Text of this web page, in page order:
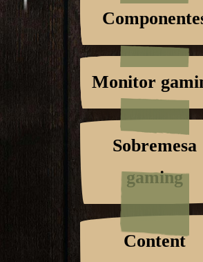
Monitor
Sobremesa
gaming
Content